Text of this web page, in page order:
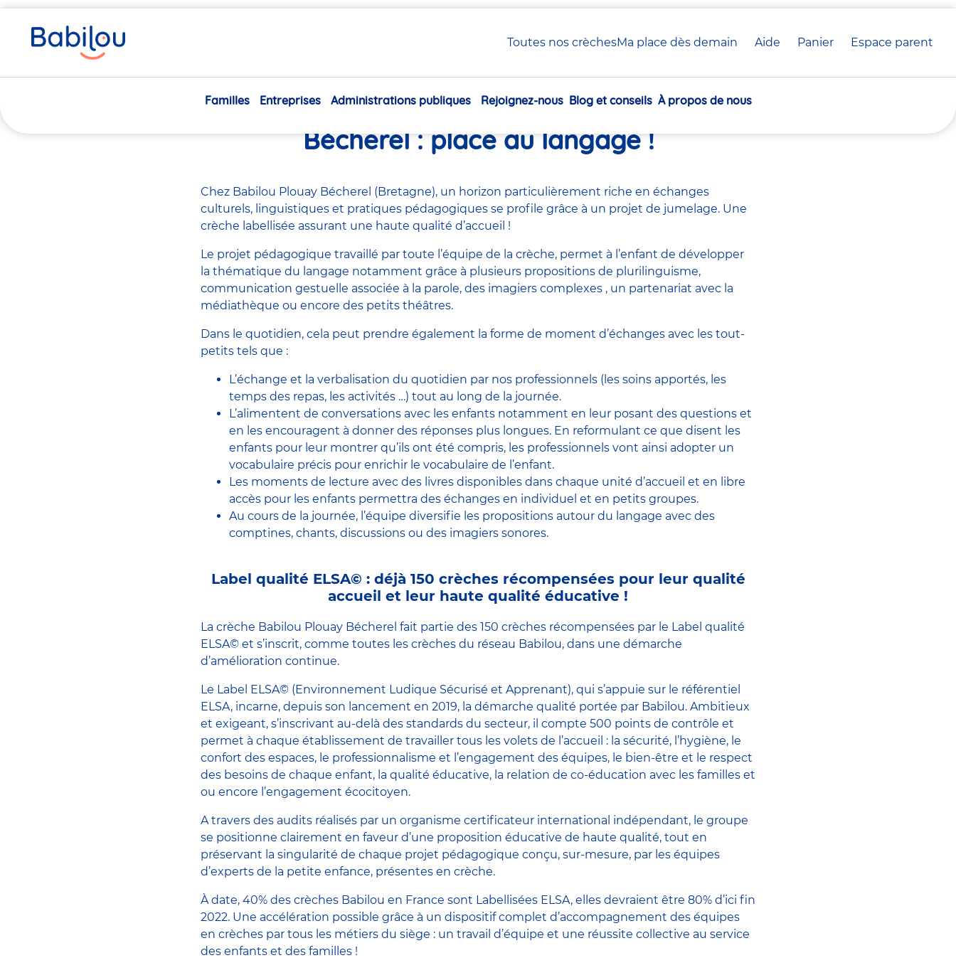
Toutes nos crèchesMa place dès demain Aide Panier crèche(s)
Espace parent
Navigation
Familles Entreprises Administrations publiques Rejoignez-nous Blog et conseils À propos de nous
êtes
ici
La crèche labellisée ELSA© Babilou Plouay
Bécherel : place au langage !
Chez Babilou Plouay Bécherel (Bretagne), un horizon particulièrement riche en échanges
culturels, linguistiques et pratiques pédagogiques se profile grâce à un projet de jumelage. Une
crèche labellisée assurant une haute qualité d’accueil !
Le projet pédagogique travaillé par toute l’équipe de la crèche, permet à l’enfant de développer
la thématique du langage notamment grâce à plusieurs propositions de plurilinguisme,
communication gestuelle associée à la parole, des imagiers complexes , un partenariat avec la
médiathèque ou encore des petits théâtres.
Dans le quotidien, cela peut prendre également la forme de moment d’échanges avec les tout-
petits tels que :
L’échange et la verbalisation du quotidien par nos professionnels (les soins apportés, les
temps des repas, les activités …) tout au long de la journée.
L’alimentent de conversations avec les enfants notamment en leur posant des questions et
en les encouragent à donner des réponses plus longues. En reformulant ce que disent les
enfants pour leur montrer qu’ils ont été compris, les professionnels vont ainsi adopter un
vocabulaire précis pour enrichir le vocabulaire de l’enfant.
Les moments de lecture avec des livres disponibles dans chaque unité d’accueil et en libre
accès pour les enfants permettra des échanges en individuel et en petits groupes.
Au cours de la journée, l’équipe diversifie les propositions autour du langage avec des
comptines, chants, discussions ou des imagiers sonores.
Label qualité ELSA© : déjà 150 crèches récompensées pour leur qualité
accueil et leur haute qualité éducative !
La crèche Babilou Plouay Bécherel fait partie des 150 crèches récompensées par le Label qualité
ELSA© et s’inscrit, comme toutes les crèches du réseau Babilou, dans une démarche
d’amélioration continue.
Le Label ELSA© (Environnement Ludique Sécurisé et Apprenant), qui s’appuie sur le référentiel
ELSA, incarne, depuis son lancement en 2019, la démarche qualité portée par Babilou. Ambitieux
et exigeant, s’inscrivant au-delà des standards du secteur, il compte 500 points de contrôle et
permet à chaque établissement de travailler tous les volets de l’accueil : la sécurité, l’hygiène, le
confort des espaces, le professionnalisme et l’engagement des équipes, le bien-être et le respect
des besoins de chaque enfant, la qualité éducative, la relation de co-éducation avec les familles et
ou encore l’engagement écocitoyen.
A travers des audits réalisés par un organisme certificateur international indépendant, le groupe
se positionne clairement en faveur d’une proposition éducative de haute qualité, tout en
préservant la singularité de chaque projet pédagogique conçu, sur-mesure, par les équipes
d’experts de la petite enfance, présentes en crèche.
À date, 40% des crèches Babilou en France sont Labellisées ELSA, elles devraient être 80% d’ici fin
2022. Une accélération possible grâce à un dispositif complet d’accompagnement des équipes
en crèches par tous les métiers du siège : un travail d’équipe et une réussite collective au service
des enfants et des familles !